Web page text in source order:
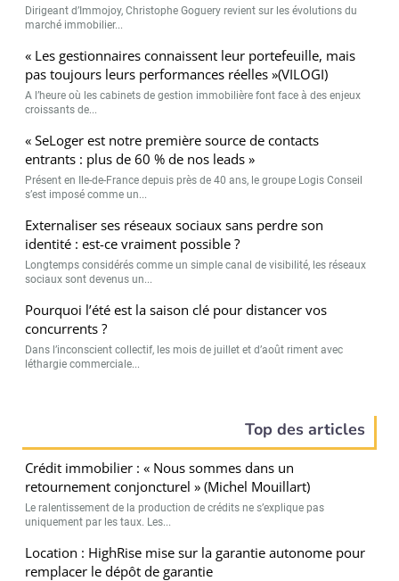
Dirigeant d’Immojoy, Christophe Goguery revient sur les évolutions du
marché immobilier...
« Les gestionnaires connaissent leur portefeuille, mais
pas toujours leurs performances réelles »(VILOGI)
A l’heure où les cabinets de gestion immobilière font face à des enjeux
croissants de...
« SeLoger est notre première source de contacts
entrants : plus de 60 % de nos leads »
Présent en Ile-de-France depuis près de 40 ans, le groupe Logis Conseil
s’est imposé comme un...
Externaliser ses réseaux sociaux sans perdre son
identité : est-ce vraiment possible ?
Longtemps considérés comme un simple canal de visibilité, les réseaux
sociaux sont devenus un...
Pourquoi l’été est la saison clé pour distancer vos
concurrents ?
Dans l’inconscient collectif, les mois de juillet et d’août riment avec
léthargie commerciale...
Top des articles
Crédit immobilier : « Nous sommes dans un
retournement conjoncturel » (Michel Mouillart)
Le ralentissement de la production de crédits ne s’explique pas
uniquement par les taux. Les...
Location : HighRise mise sur la garantie autonome pour
remplacer le dépôt de garantie